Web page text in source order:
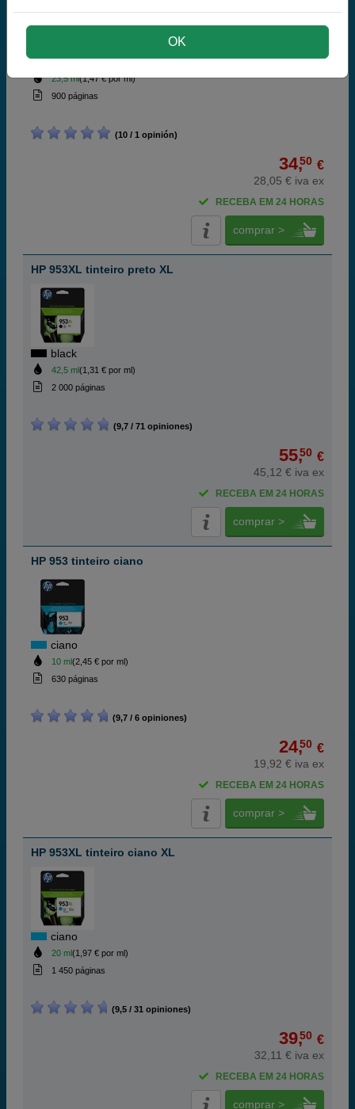
black
23,5 ml(1,47 € por ml)
900 páginas
(10 / 1 opinión)
34,50 €
28,05 € iva ex
RECEBA EM 24 HORAS
comprar >
HP 953XL tinteiro preto XL
black
42,5 ml(1,31 € por ml)
2 000 páginas
(9,7 / 71 opiniones)
55,50 €
45,12 € iva ex
RECEBA EM 24 HORAS
comprar >
HP 953 tinteiro ciano
ciano
10 ml(2,45 € por ml)
630 páginas
(9,7 / 6 opiniones)
24,50 €
19,92 € iva ex
RECEBA EM 24 HORAS
comprar >
HP 953XL tinteiro ciano XL
ciano
20 ml(1,97 € por ml)
1 450 páginas
(9,5 / 31 opiniones)
39,50 €
32,11 € iva ex
RECEBA EM 24 HORAS
comprar >
OK